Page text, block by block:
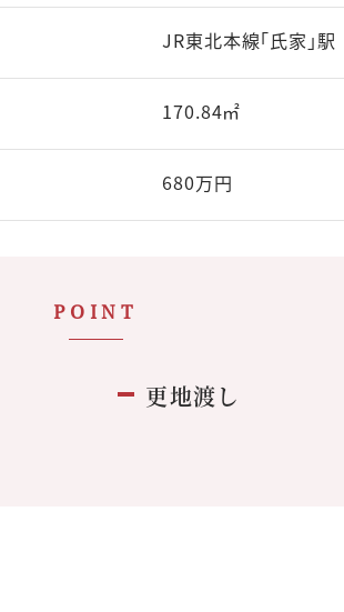
JR東北本線「氏家」
170.84㎡
680万円
POINT
更地渡し